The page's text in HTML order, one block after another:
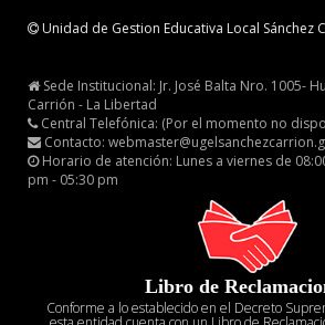
Unidad de Gestion Educativa Local Sánchez
Sede Institucional: Jr. José Balta Nro. 1005-
Carrión - La Libertad
Central Telefónica: (Por el momento no
Contacto:
Horario de atención: Lunes a viernes de
pm - 05:30 pm
Libro de
Conforme a lo establecido en el Decreto